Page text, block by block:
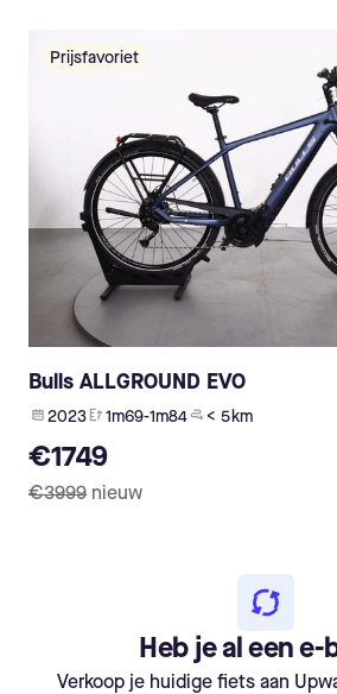
Prijsfavoriet
Bulls ALLGROUND EVO
2023 1m69-1m84 < 5 km
€1749
€3999 nieuw
Heb je al een e-
Verkoop je huidige fiets aan